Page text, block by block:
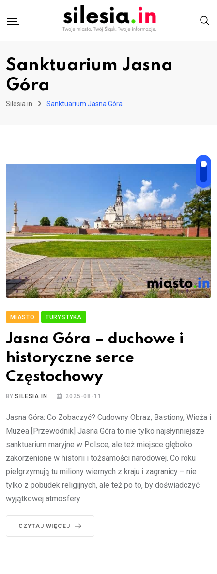
Sanktuarium Jasna
Góra
Silesia.in Sanktuarium Jasna Góra
MIASTO TURYSTYKA
Jasna Góra – duchowe i
historyczne serce
Częstochowy
BYSILESIA.IN 2025-08-11
Jasna Góra: Co Zobaczyć? Cudowny Obraz, Bastiony, Wieża i
Muzea [Przewodnik] Jasna Góra to nie tylko najsłynniejsze
sanktuarium maryjne w Polsce, ale też miejsce głęboko
zakorzenione w historii i tożsamości narodowej. Co roku
pielgrzymują tu miliony wiernych z kraju i zagranicy – nie
tylko z pobudek religijnych, ale też po to, by doświadczyć
wyjątkowej atmosfery
CZYTAJ WIĘCEJ